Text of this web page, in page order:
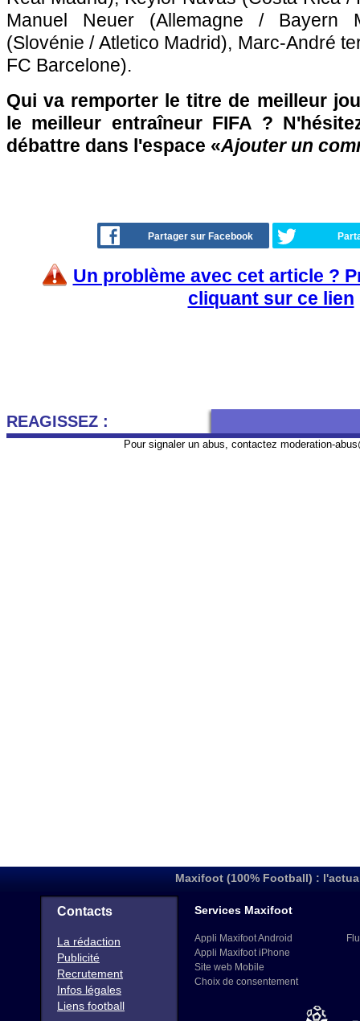
Manuel Neuer (Allemagne / Bayern
(Slovénie / Atletico Madrid), Marc-André
FC Barcelone).
Qui va remporter le titre de meilleur
le meilleur entraîneur FIFA ?
débattre dans l'espace «Ajouter un
Partager sur Facebook
Un problème avec cet article ?
cliquant sur ce lien
REAGISSEZ :
Pour signaler un abus, contactez moderation-
Maxifoot (100% Football) :
Contacts
La rédaction
Publicité
Recrutement
Infos légales
Liens football
Services Maxifoot
Appli Maxifoot Android
Appli Maxifoot iPhone
Site web Mobile
Choix de consentement